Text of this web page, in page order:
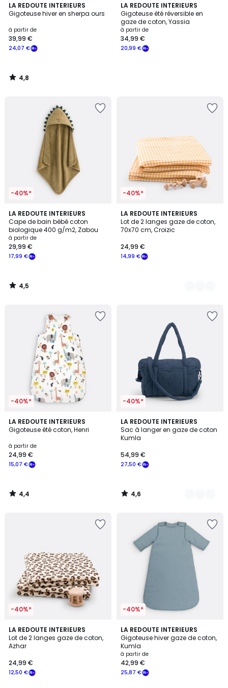
LA REDOUTE INTERIEURS
Gigoteuse hiver en sherpa ours
à partir de
24,07 €
39,99 €
4,8
/ 5
4,8
/
LA REDOUTE INTERIEURS
Gigoteuse été réversible en
gaze de coton, Yassia
à partir de
20,99 €
34,99 €
-40%*
LA REDOUTE INTERIEURS
Cape de bain bébé coton
biologique 400 g/m2, Zabou
à partir de
17,99 €
29,99 €
4,5
/ 5
4,5
/
-40%*
LA REDOUTE INTERIEURS
Lot de 2 langes gaze de coton,
70x70 cm, Croizic
14,99 €
24,99 €
2
Couleurs
-40%*
LA REDOUTE INTERIEURS
Gigoteuse été coton, Henri
à partir de
15,07 €
24,99 €
4,4
/ 5
4,4
/
-40%*
LA REDOUTE INTERIEURS
Sac à langer en gaze de coton
Kumla
27,50 €
54,99 €
4,6
/ 5
3
Couleurs
4,6
/
-40%*
LA REDOUTE INTERIEURS
Lot de 2 langes gaze de coton,
Azhar
12,50 €
24,99 €
3
/
5
-40%*
LA REDOUTE INTERIEURS
Gigoteuse hiver gaze de coton,
Kumla
à partir de
25,87 €
42,99 €
4,2
/ 5
4
Couleurs